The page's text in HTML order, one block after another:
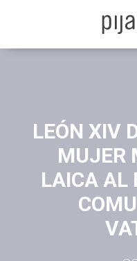
LEÓN XIV
MUJER
LAICA AL